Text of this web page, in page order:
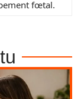
fœtal.